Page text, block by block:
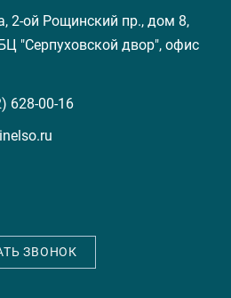
2-ой Рощинский пр., дом 8,
"Серпуховской двор", офис
628-00-16
ЗВОНОК